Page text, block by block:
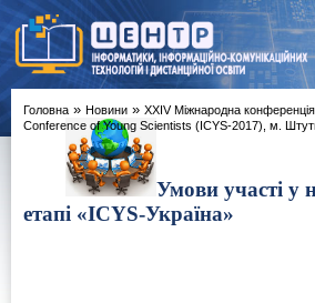
Головна » Новини » XХІV Міжнародна
Conference of Young Scientists (ICYS-2017), м.
Умови участі у
етапі «ICYS-Україна»